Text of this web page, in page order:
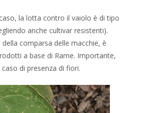
la lotta contro il vaiolo è di tipo
anche cultivar resistenti).
comparsa delle macchie, è
a base di Rame. Importante,
di presenza di fiori.